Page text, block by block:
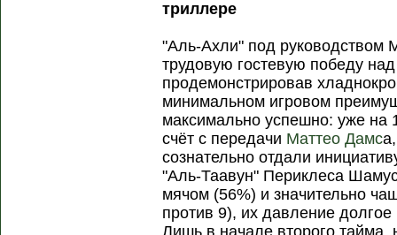
триллере
"Аль-Ахли" под руководством
трудовую гостевую победу
продемонстрировав
минимальном игровом
максимально успешно: уже на
счёт с передачи Маттео Дамс
сознательно отдали
"Аль-Таавун" Периклеса
мячом (56%) и значительно
против 9), их давление
Лишь в начале второго